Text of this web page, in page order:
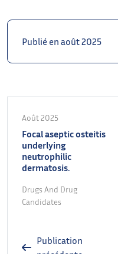
Publié en août 2025
Août 2025
Focal aseptic osteitis
underlying
neutrophilic
dermatosis.
Drugs And Drug
Candidates
Publication